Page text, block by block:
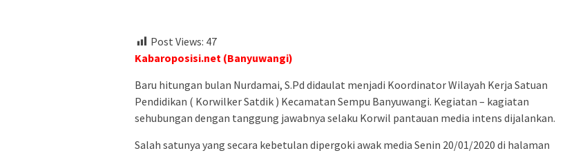
Post Views: 47
Kabaroposisi.net (Banyuwangi)
Baru hitungan bulan Nurdamai, S.Pd didaulat menjadi Koordinator Wilayah Kerja Satuan
Pendidikan ( Korwilker Satdik ) Kecamatan Sempu Banyuwangi. Kegiatan – kagiatan
sehubungan dengan tanggung jawabnya selaku Korwil pantauan media intens dijalankan.
Salah satunya yang secara kebetulan dipergoki awak media Senin 20/01/2020 di halaman